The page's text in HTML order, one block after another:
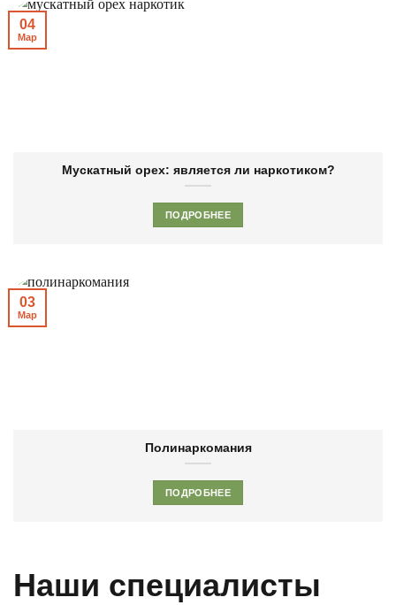
Мускатный орех: является ли наркотиком?
ПОДРОБНЕЕ
04
Мар
Полинаркомания
ПОДРОБНЕЕ
03
Мар
Наши специалисты